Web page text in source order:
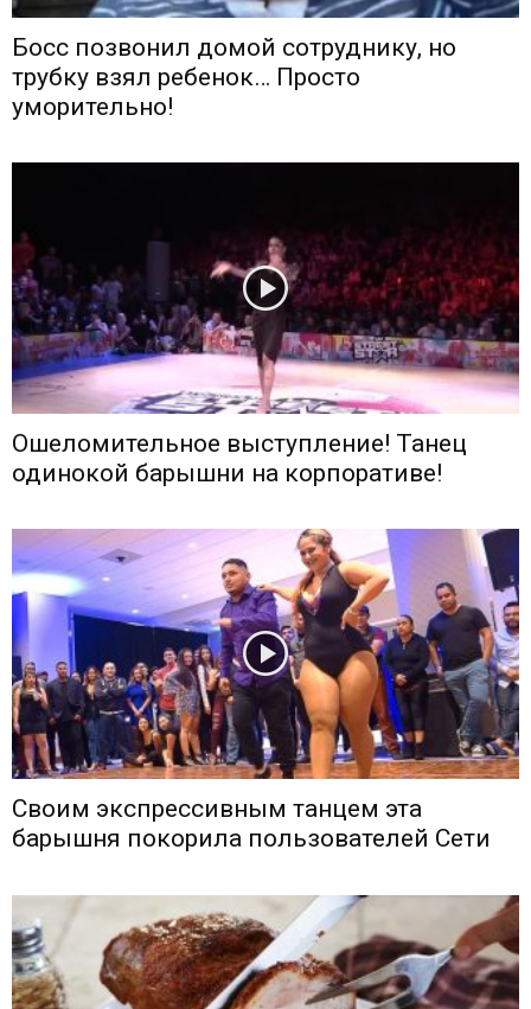
Босс позвонил домой сотруднику, но
трубку взял ребенок… Просто
уморительно!
Ошеломительное выступление! Танец
одинокой барышни на корпоративе!
Своим экспрессивным танцем эта
барышня покорила пользователей Сети